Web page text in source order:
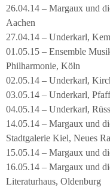
26.04.14 – Margaux und
Aachen
27.04.14 – Underkarl,
01.05.15 – Ensemble
Philharmonie, Köln
02.05.14 – Underkarl,
03.05.14 – Underkarl,
04.05.14 – Underkarl,
14.05.14 – Margaux und
Stadtgalerie Kiel, Neues
15.05.14 – Margaux und
16.05.14 – Margaux und
Literaturhaus, Oldenburg